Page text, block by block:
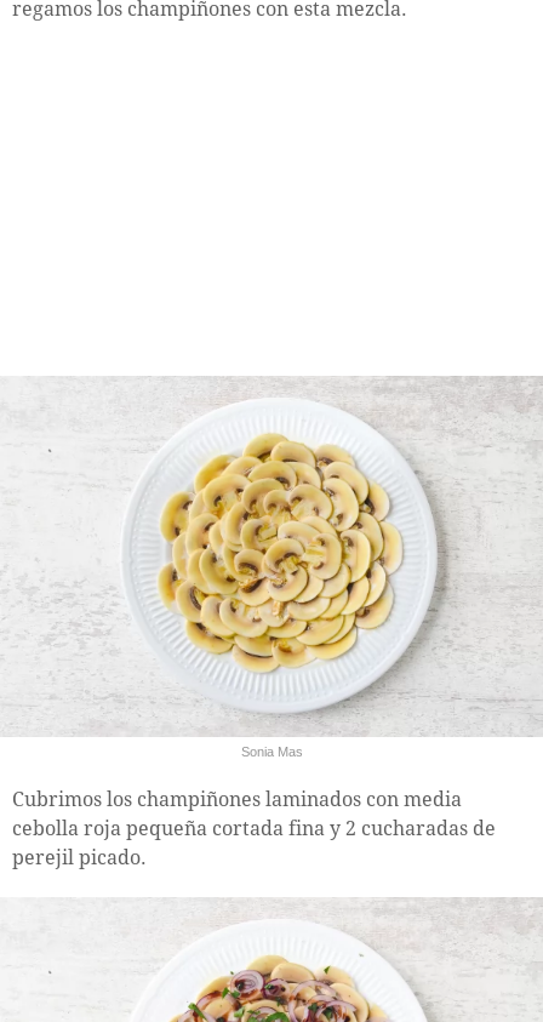
regamos los champiñones con esta mezcla.
Sonia Mas
Cubrimos los champiñones laminados con media
cebolla roja pequeña cortada fina y 2 cucharadas de
perejil picado.